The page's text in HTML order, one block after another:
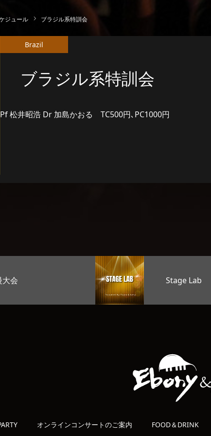
ジュール ブラジル系特訓会
ブラジル系特訓会
Brazil
Pf 松井昭浩 Dr 加島かおる TC500円､PC1000円
Stage Lab
オンラインコンサートのご案内 FOOD＆DRINK